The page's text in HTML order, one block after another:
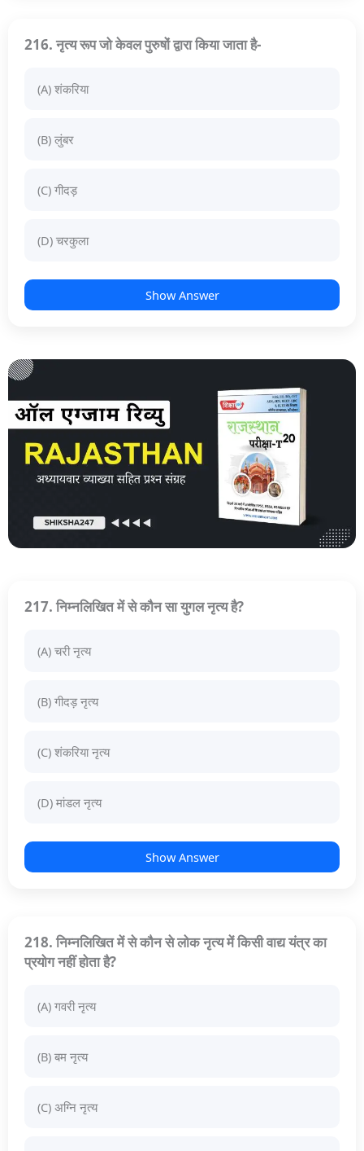
216. नृत्य रूप जो केवल पुरुषों द्वारा किया जाता है-
(A) शंकरिया
(B) लुंबर
(C) गीदड़
(D) चरकुला
Show Answer
217. निम्नलिखित में से कौन सा युगल नृत्य है?
(A) चरी नृत्य
(B) गीदड़ नृत्य
(C) शंकरिया नृत्य
(D) मांडल नृत्य
Show Answer
218. निम्नलिखित में से कौन से लोक नृत्य में किसी वाद्य यंत्र का
प्रयोग नहीं होता है?
(A) गवरी नृत्य
(B) बम नृत्य
(C) अग्नि नृत्य